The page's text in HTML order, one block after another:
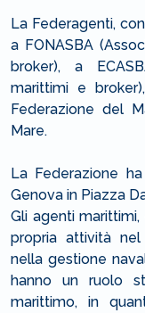
La Federagenti,
a FONASBA
broker), a
marittimi e
Federazione del
Mare.
La Federazione
Genova in Piazza
Gli agenti
propria attività nel
nella gestione
hanno un ruolo
marittimo, in